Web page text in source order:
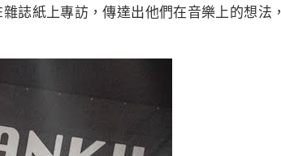
誌紙上專訪，傳達出他們在音樂上的想法，